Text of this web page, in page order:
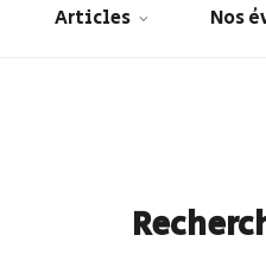
Articles Nos